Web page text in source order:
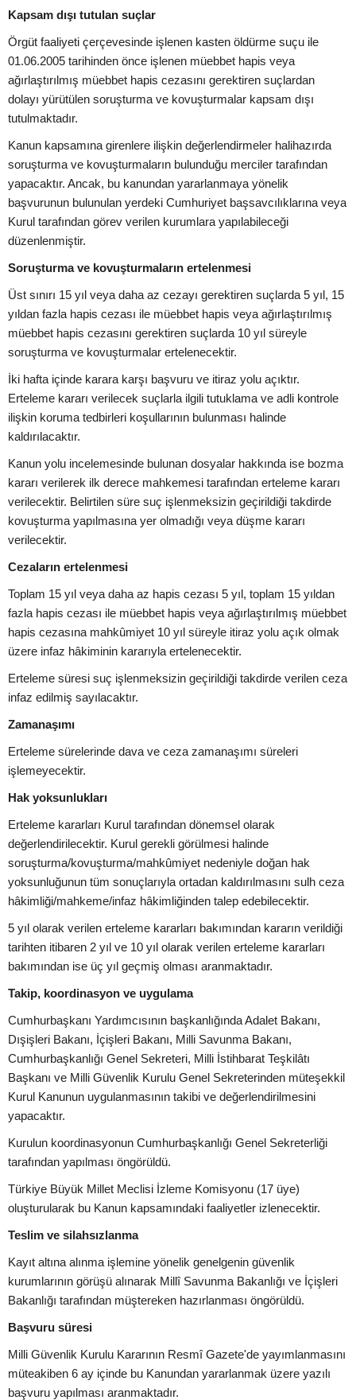
Kapsam dışı tutulan suçlar
Örgüt faaliyeti çerçevesinde işlenen kasten öldürme suçu ile
01.06.2005 tarihinden önce işlenen müebbet hapis veya
ağırlaştırılmış müebbet hapis cezasını gerektiren suçlardan
dolayı yürütülen soruşturma ve kovuşturmalar kapsam dışı
tutulmaktadır.
Kanun kapsamına girenlere ilişkin değerlendirmeler halihazırda
soruşturma ve kovuşturmaların bulunduğu merciler tarafından
yapacaktır. Ancak, bu kanundan yararlanmaya yönelik
başvurunun bulunulan yerdeki Cumhuriyet başsavcılıklarına veya
Kurul tarafından görev verilen kurumlara yapılabileceği
düzenlenmiştir.
Soruşturma ve kovuşturmaların ertelenmesi
Üst sınırı 15 yıl veya daha az cezayı gerektiren suçlarda 5 yıl, 15
yıldan fazla hapis cezası ile müebbet hapis veya ağırlaştırılmış
müebbet hapis cezasını gerektiren suçlarda 10 yıl süreyle
soruşturma ve kovuşturmalar ertelenecektir.
İki hafta içinde karara karşı başvuru ve itiraz yolu açıktır.
Erteleme kararı verilecek suçlarla ilgili tutuklama ve adli kontrole
ilişkin koruma tedbirleri koşullarının bulunması halinde
kaldırılacaktır.
Kanun yolu incelemesinde bulunan dosyalar hakkında ise bozma
kararı verilerek ilk derece mahkemesi tarafından erteleme kararı
verilecektir. Belirtilen süre suç işlenmeksizin geçirildiği takdirde
kovuşturma yapılmasına yer olmadığı veya düşme kararı
verilecektir.
Cezaların ertelenmesi
Toplam 15 yıl veya daha az hapis cezası 5 yıl, toplam 15 yıldan
fazla hapis cezası ile müebbet hapis veya ağırlaştırılmış müebbet
hapis cezasına mahkûmiyet 10 yıl süreyle itiraz yolu açık olmak
üzere infaz hâkiminin kararıyla ertelenecektir.
Erteleme süresi suç işlenmeksizin geçirildiği takdirde verilen ceza
infaz edilmiş sayılacaktır.
Zamanaşımı
Erteleme sürelerinde dava ve ceza zamanaşımı süreleri
işlemeyecektir.
Hak yoksunlukları
Erteleme kararları Kurul tarafından dönemsel olarak
değerlendirilecektir. Kurul gerekli görülmesi halinde
soruşturma/kovuşturma/mahkûmiyet nedeniyle doğan hak
yoksunluğunun tüm sonuçlarıyla ortadan kaldırılmasını sulh ceza
hâkimliği/mahkeme/infaz hâkimliğinden talep edebilecektir.
5 yıl olarak verilen erteleme kararları bakımından kararın verildiği
tarihten itibaren 2 yıl ve 10 yıl olarak verilen erteleme kararları
bakımından ise üç yıl geçmiş olması aranmaktadır.
Takip, koordinasyon ve uygulama
Cumhurbaşkanı Yardımcısının başkanlığında Adalet Bakanı,
Dışişleri Bakanı, İçişleri Bakanı, Milli Savunma Bakanı,
Cumhurbaşkanlığı Genel Sekreteri, Milli İstihbarat Teşkilâtı
Başkanı ve Milli Güvenlik Kurulu Genel Sekreterinden müteşekkil
Kurul Kanunun uygulanmasının takibi ve değerlendirilmesini
yapacaktır.
Kurulun koordinasyonun Cumhurbaşkanlığı Genel Sekreterliği
tarafından yapılması öngörüldü.
Türkiye Büyük Millet Meclisi İzleme Komisyonu (17 üye)
oluşturularak bu Kanun kapsamındaki faaliyetler izlenecektir.
Teslim ve silahsızlanma
Kayıt altına alınma işlemine yönelik genelgenin güvenlik
kurumlarının görüşü alınarak Millî Savunma Bakanlığı ve İçişleri
Bakanlığı tarafından müştereken hazırlanması öngörüldü.
Başvuru süresi
Milli Güvenlik Kurulu Kararının Resmî Gazete'de yayımlanmasını
müteakiben 6 ay içinde bu Kanundan yararlanmak üzere yazılı
başvuru yapılması aranmaktadır.